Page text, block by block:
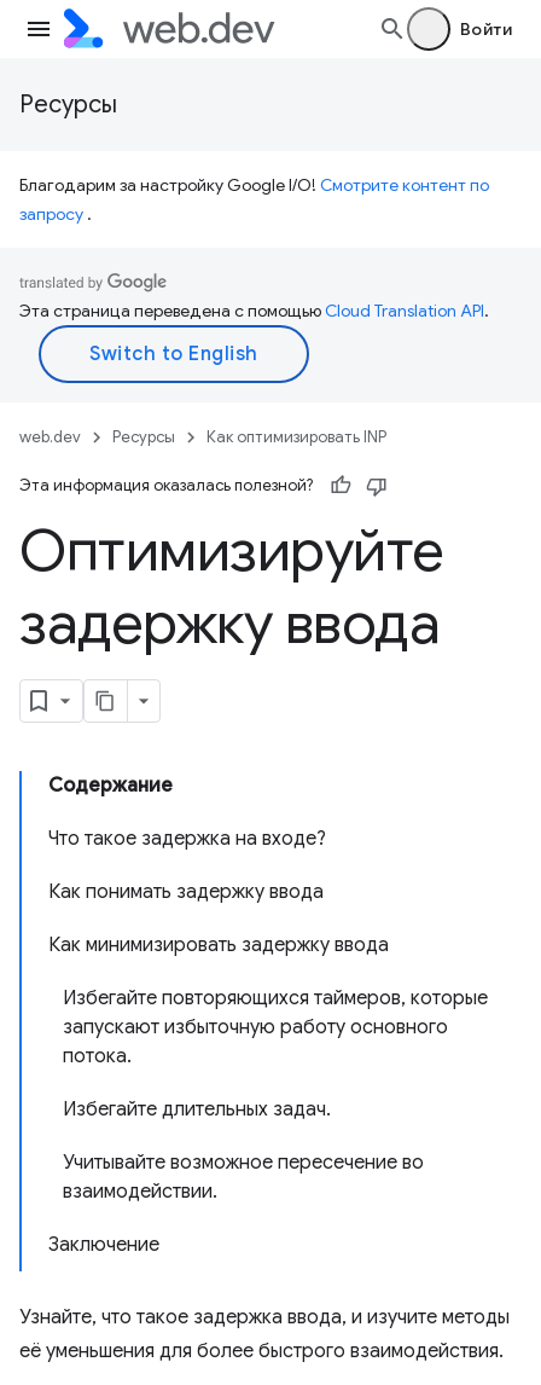
Войти
Ресурсы
Благодарим за настройку Google I/O! Смотрите контент по
запросу .
Эта страница переведена с помощьюCloud Translation API.
web.dev Ресурсы Как оптимизировать INP
Эта информация оказалась полезной?
Оптимизируйте
задержку ввода
Содержание
Что такое задержка на входе?
Как понимать задержку ввода
Как минимизировать задержку ввода
Избегайте повторяющихся таймеров, которые
запускают избыточную работу основного
потока.
Избегайте длительных задач.
Учитывайте возможное пересечение во
взаимодействии.
Заключение
Узнайте, что такое задержка ввода, и изучите методы
её уменьшения для более быстрого взаимодействия.